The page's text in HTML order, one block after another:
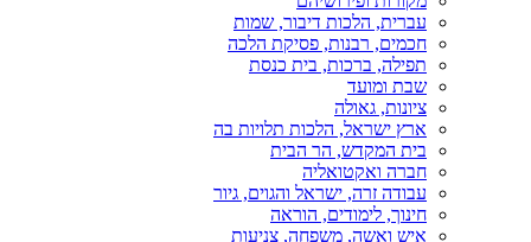
עברית, הלכות דיבור, שמות
חכמים, רבנות, פסיקת הלכה
תפילה, ברכות, בית כנסת
שבת ומועד
ציונות, גאולה
ארץ ישראל, הלכות תלויות בה
בית המקדש, הר הבית
חברה ואקטואליה
עבודה זרה, ישראל והגוים, גיור
חינוך, לימודים, הוראה
איש ואשה, משפחה, צניעות